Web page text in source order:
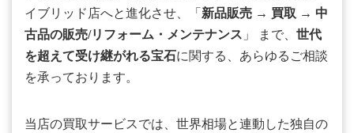
イブリッド店へと進化させ、「 新品販売 → 買取 → 中
古品の販売/リフォーム・メンテナンス 」 まで、 世代
を超えて受け継がれる宝石に関する、あらゆるご相談
を承っております。
当店の買取サービスでは、世界相場と連動した独自の